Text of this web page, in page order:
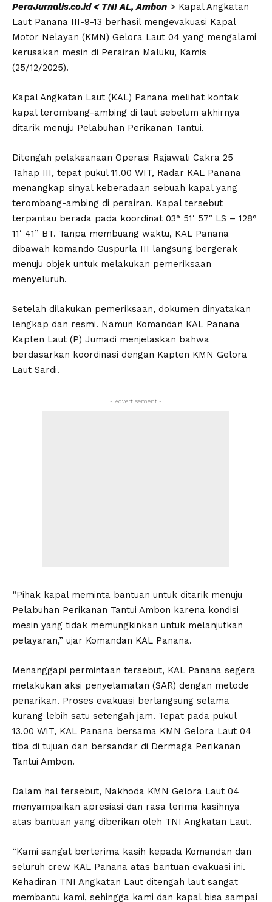
PeraJurnalis.co.id < TNI AL, Ambon > Kapal Angkatan
Laut Panana III-9-13 berhasil mengevakuasi Kapal
Motor Nelayan (KMN) Gelora Laut 04 yang mengalami
kerusakan mesin di Perairan Maluku, Kamis
(25/12/2025).
Kapal Angkatan Laut (KAL) Panana melihat kontak
kapal terombang-ambing di laut sebelum akhirnya
ditarik menuju Pelabuhan Perikanan Tantui.
Ditengah pelaksanaan Operasi Rajawali Cakra 25
Tahap III, tepat pukul 11.00 WIT, Radar KAL Panana
menangkap sinyal keberadaan sebuah kapal yang
terombang-ambing di perairan. Kapal tersebut
terpantau berada pada koordinat 03° 51′ 57″ LS – 128°
11′ 41” BT. Tanpa membuang waktu, KAL Panana
dibawah komando Guspurla III langsung bergerak
menuju objek untuk melakukan pemeriksaan
menyeluruh.
Setelah dilakukan pemeriksaan, dokumen dinyatakan
lengkap dan resmi. Namun Komandan KAL Panana
Kapten Laut (P) Jumadi menjelaskan bahwa
berdasarkan koordinasi dengan Kapten KMN Gelora
Laut Sardi.
- Advertisement -
“Pihak kapal meminta bantuan untuk ditarik menuju
Pelabuhan Perikanan Tantui Ambon karena kondisi
mesin yang tidak memungkinkan untuk melanjutkan
pelayaran,” ujar Komandan KAL Panana.
Menanggapi permintaan tersebut, KAL Panana segera
melakukan aksi penyelamatan (SAR) dengan metode
penarikan. Proses evakuasi berlangsung selama
kurang lebih satu setengah jam. Tepat pada pukul
13.00 WIT, KAL Panana bersama KMN Gelora Laut 04
tiba di tujuan dan bersandar di Dermaga Perikanan
Tantui Ambon.
Dalam hal tersebut, Nakhoda KMN Gelora Laut 04
menyampaikan apresiasi dan rasa terima kasihnya
atas bantuan yang diberikan oleh TNI Angkatan Laut.
“Kami sangat berterima kasih kepada Komandan dan
seluruh crew KAL Panana atas bantuan evakuasi ini.
Kehadiran TNI Angkatan Laut ditengah laut sangat
membantu kami, sehingga kami dan kapal bisa sampai